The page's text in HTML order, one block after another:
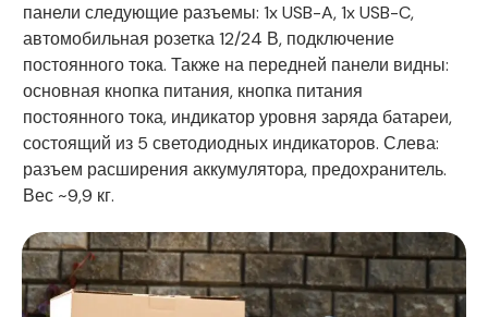
панели следующие разъемы: 1x USB-A, 1x USB-C,
автомобильная розетка 12/24 В, подключение
постоянного тока. Также на передней панели видны:
основная кнопка питания, кнопка питания
постоянного тока, индикатор уровня заряда батареи,
состоящий из 5 светодиодных индикаторов. Слева:
разъем расширения аккумулятора, предохранитель.
Вес ~9,9 кг.